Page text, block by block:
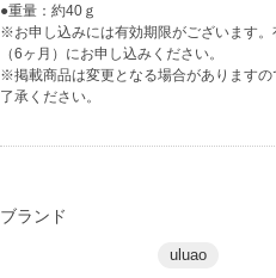
●重量：約40ｇ
※お申し込みには有効期限がございます。
（6ヶ月）にお申し込みください。
※掲載商品は変更となる場合がありますの
了承ください。
ブランド
uluao